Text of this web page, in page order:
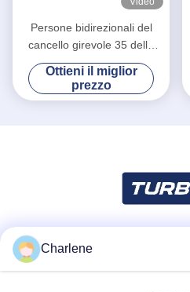
Persone bidirezionali del
cancello girevole 35 della
barriera della falda/velocità
minima di transito
Ottieni il miglior
prezzo
Charlene